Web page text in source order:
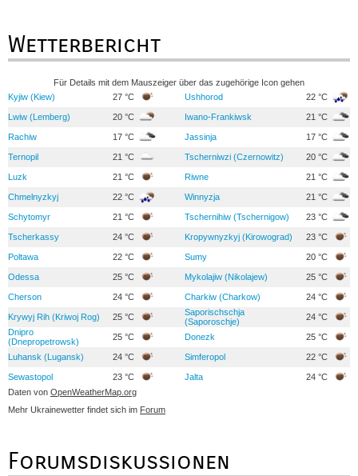
Wetterbericht
Für Details mit dem Mauszeiger über das zugehörige Icon gehen
Kyjiw (Kiew)
27 °C Ushhorod 22 °C
Lwiw (Lemberg) 20 °C Iwano-Frankiwsk 21 °C
Rachiw 17 °C Jassinja 17 °C
Ternopil 21 °C Tscherniwzi (Czernowitz) 20 °C
Luzk 21 °C Riwne 21 °C
Chmelnyzkyj 22 °C Winnyzja 21 °C
Schytomyr 21 °C Tschernihiw (Tschernigow) 23 °C
Tscherkassy 24 °C Kropywnyzkyj (Kirowograd) 23 °C
Poltawa 22 °C Sumy 20 °C
Odessa 25 °C Mykolajiw (Nikolajew) 25 °C
Cherson 24 °C Charkiw (Charkow) 24 °C
Krywyj Rih (Kriwoj Rog) 25 °C
Saporischschja
(Saporoschje)
24 °C
Dnipro
(Dnepropetrowsk)
25 °C Donezk 25 °C
Luhansk (Lugansk) 24 °C Simferopol 22 °C
Sewastopol 23 °C Jalta
24 °C
Daten von OpenWeatherMap.org
Mehr Ukrainewetter findet sich im Forum
Forumsdiskussionen